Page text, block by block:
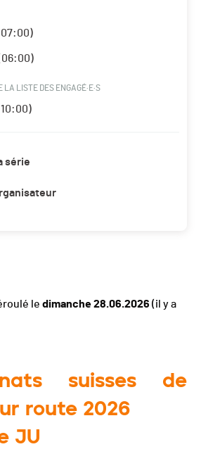
LA LISTE DES ENGAGÉ·E·S
série
le dimanche 28.06.2026 (il y a
suisses de
route 2026
JU